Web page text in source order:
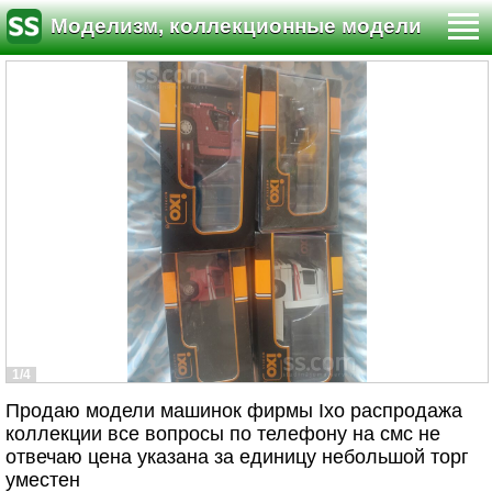
Моделизм, коллекционные модели
1/4
Продаю модели машинок фирмы Ixo распродажа
коллекции все вопросы по телефону на смс не
отвечаю цена указана за единицу небольшой торг
уместен